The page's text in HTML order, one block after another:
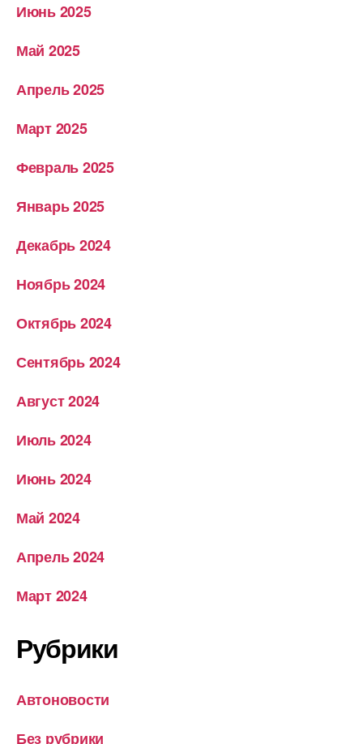
Июнь 2025
Май 2025
Апрель 2025
Март 2025
Февраль 2025
Январь 2025
Декабрь 2024
Ноябрь 2024
Октябрь 2024
Сентябрь 2024
Август 2024
Июль 2024
Июнь 2024
Май 2024
Апрель 2024
Март 2024
Рубрики
Автоновости
Без рубрики